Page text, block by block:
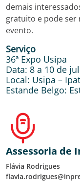
demais
gratuito e pode ser
evento.
Serviço
36ª Expo Usipa
Data: 8 a 10 de
Local: Usipa –
Estande Belgo:
Assessoria de
Flávia Rodrigues